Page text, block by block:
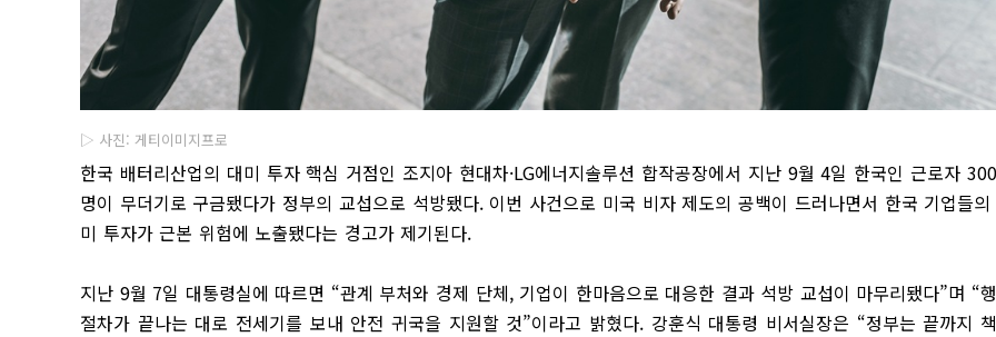
▷ 사진: 게티이미지프로
한국 배터리산업의 대미 투자 핵심 거점인 조지아 현대차·LG에너지솔루션 합작공장에서 지난 9월 4일 한국인 근로자
명이 무더기로 구금됐다가 정부의 교섭으로 석방됐다. 이번 사건으로 미국 비자 제도의 공백이 드러나면서 한국 기업들의
미 투자가 근본 위험에 노출됐다는 경고가 제기된다.
지난 9월 7일 대통령실에 따르면 “관계 부처와 경제 단체, 기업이 한마음으로 대응한 결과 석방 교섭이 마무리됐다”며 “
절차가 끝나는 대로 전세기를 보내 안전 귀국을 지원할 것”이라고 밝혔다. 강훈식 대통령 비서실장은 “정부는 끝까지